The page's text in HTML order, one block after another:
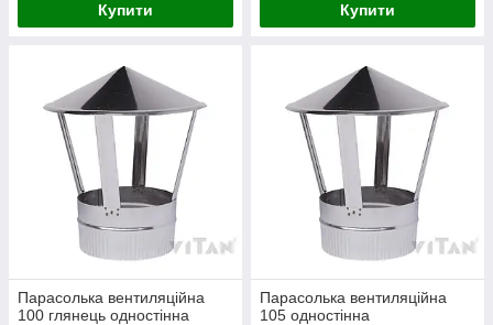
Купити Купити
Парасолька вентиляційна
100 глянець одностінна
Парасолька вентиляційна
105 одностінна